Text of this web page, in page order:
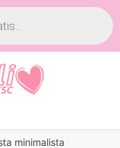
minimalista